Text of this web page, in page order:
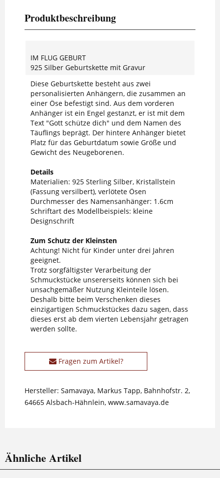
Produktbeschreibung
IM FLUG GEBURT
925 Silber Geburtskette mit Gravur
Diese Geburtskette besteht aus zwei
personalisierten Anhängern, die zusammen an
einer Öse befestigt sind. Aus dem vorderen
Anhänger ist ein Engel gestanzt, er ist mit dem
Text "Gott schütze dich" und dem Namen des
Täuflings beprägt. Der hintere Anhänger bietet
Platz für das Geburtdatum sowie Größe und
Gewicht des Neugeborenen.
Details
Materialien: 925 Sterling Silber, Kristallstein
(Fassung versilbert), verlötete Ösen
Durchmesser des Namensanhänger: 1.6cm
Schriftart des Modellbeispiels: kleine
Designschrift
Zum Schutz der Kleinsten
Achtung! Nicht für Kinder unter drei Jahren
geeignet.
Trotz sorgfältigster Verarbeitung der
Schmuckstücke unsererseits können sich bei
unsachgemäßer Nutzung Kleinteile lösen.
Deshalb bitte beim Verschenken dieses
einzigartigen Schmuckstückes dazu sagen, dass
dieses erst ab dem vierten Lebensjahr getragen
werden sollte.
Fragen zum Artikel?
Hersteller: Samavaya, Markus Tapp, Bahnhofstr. 2,
64665 Alsbach-Hähnlein, www.samavaya.de
Ähnliche Artikel